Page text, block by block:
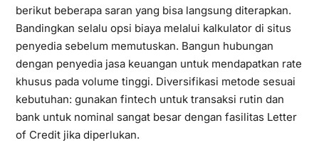
berikut beberapa saran yang bisa langsung diterapkan.
Bandingkan selalu opsi biaya melalui kalkulator di situs
penyedia sebelum memutuskan. Bangun hubungan
dengan penyedia jasa keuangan untuk mendapatkan rate
khusus pada volume tinggi. Diversifikasi metode sesuai
kebutuhan: gunakan fintech untuk transaksi rutin dan
bank untuk nominal sangat besar dengan fasilitas Letter
of Credit jika diperlukan.